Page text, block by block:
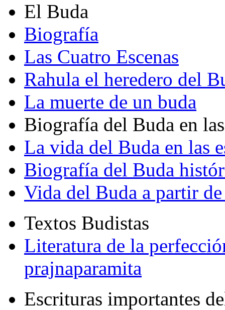
El Buda
Biografía
Las Cuatro Escenas
Rahula el heredero del
La muerte de un buda
Biografía del Buda en
La vida del Buda en las
Biografía del Buda
Vida del Buda a partir de
Textos Budistas
Literatura de la
prajnaparamita
Escrituras importantes